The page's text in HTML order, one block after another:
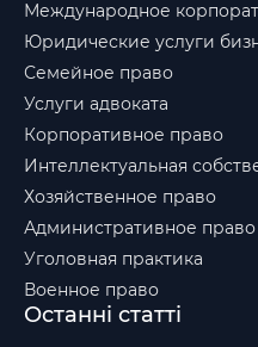
Международное
Юридические услуги
Семейное право
Услуги адвоката
Корпоративное право
Интеллектуальная
Хозяйственное право
Административное право
Уголовная практика
Военное право
Останні статті